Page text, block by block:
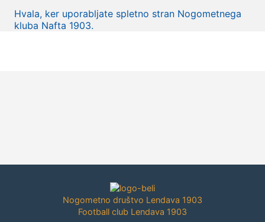
Hvala, ker uporabljate spletno stran Nogometnega
kluba Nafta 1903.
Nogometno društvo Lendava 1903
Football club Lendava 1903